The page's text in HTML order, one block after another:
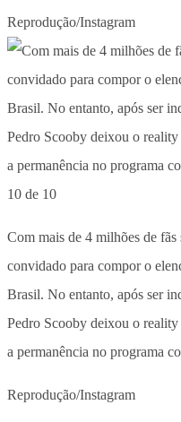
Reprodução/Instagram
10 de 10
Com mais de 4 milhões de
convidado para compor o
Brasil. No entanto, após ser
Pedro Scooby deixou o
a permanência no programa
Reprodução/Instagram